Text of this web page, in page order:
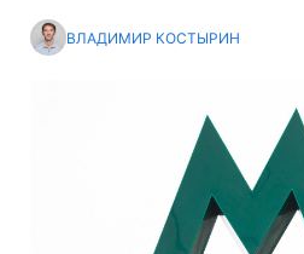
ВЛАДИМИР КОСТЫРИН